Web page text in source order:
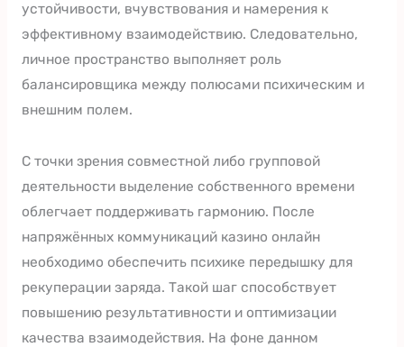
устойчивости, вчувствования и намерения к
эффективному взаимодействию. Следовательно,
личное пространство выполняет роль
балансировщика между полюсами психическим и
внешним полем.
С точки зрения совместной либо групповой
деятельности выделение собственного времени
облегчает поддерживать гармонию. После
напряжённых коммуникаций казино онлайн
необходимо обеспечить психике передышку для
рекуперации заряда. Такой шаг способствует
повышению результативности и оптимизации
качества взаимодействия. На фоне данном